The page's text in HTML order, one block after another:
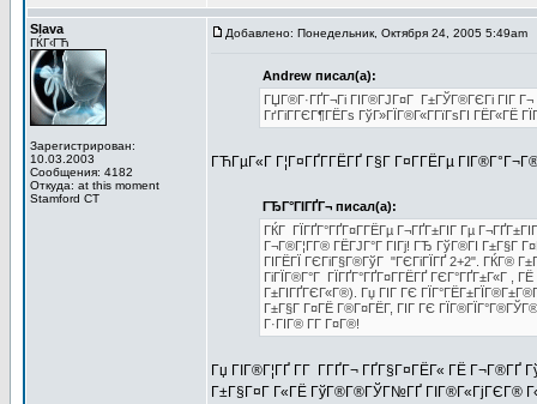
Slava
ГЌГ‹ГЋ
Зарегистрирован:
10.03.2003
Сообщения: 4182
Откуда: at this moment
Stamford CT
Добавлено: Понедельник, Октября 24, 2005 5:49am
Andrew писал(а):
ГЏГ®Г·ГҐГ¬Гі ГІГ®ГЈГ¤Г Г±ГЎГ®ГЄГі ГІГ
ГґГіГ­ГЄГ¶ГЁГѕ ГўГ»ГЇГ®Г«Г­ГїГѕГІ ГЁГ«ГЁ
ГЋГµГ«Г Г¦Г¤ГҐГ­ГЁГҐ Г§Г Г¤Г­ГЁГµ
ГЂГ°ГІГҐГ¬ писал(а):
ГЌГ ГЇГҐГ°ГҐГ¤Г­ГЁГµ Г¬ГҐГ±ГІГ Гµ
Г¬Г®Г¦Г­Г® ГЁГЈГ°Г ГІГј! ГЂ ГўГ®ГІ Г±Г§Г
ГІГЁГЇ ГЄГіГ§Г®ГўГ "ГЄГіГЇГҐ 2+2". ГЌГ®
ГіГЇГ®Г°Г ГЇГҐГ°ГҐГ¤Г­ГЁГҐ ГЄГ°ГҐГ±Г«Г ,
Г±ГІГҐГЄГ«Г®). Гџ ГІГ ГЄ
Г±Г§Г Г¤ГЁ Г®Г¤ГЁГ­, ГІГ ГЄ
Г·ГІГ® Г­Г Г¤Г®!
Гџ ГІГ®Г¦ГҐ Г­Г Г­ГҐГ¬ ГҐГ§Г¤ГЁГ« ГЁ Г¬Г®ГҐ
Г±Г§Г¤Г Г«ГЁ ГўГ®Г®ГЎГ№ГҐ ГІГ®Г«ГјГЄГ®